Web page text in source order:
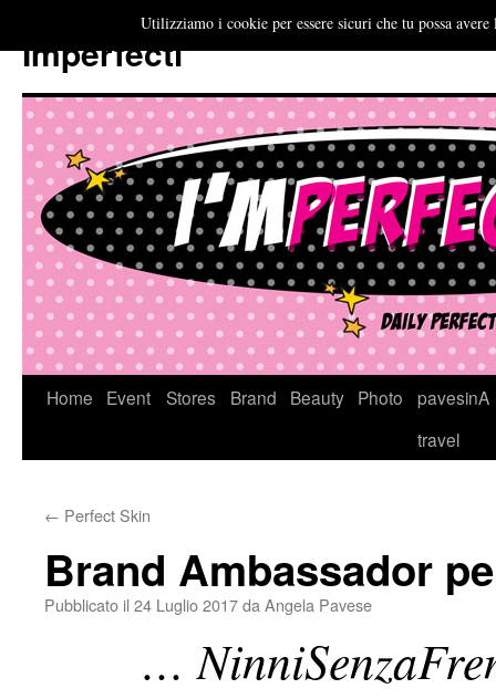
Imperfecti
VaiHome Event Stores Brand Beauty Photo
pavesinA
travel
← Perfect Skin
Brand Ambassador
Pubblicato il 24 Luglio 2017da Angela Pavese
…
Utilizziamo i cookie per essere sicuri che tu possa